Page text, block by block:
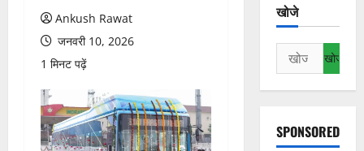
Ankush Rawat
जनवरी 10, 2026
1 मिनट पढ़ें
खोजे
निम्न
को
खोजें:
SPONSORED